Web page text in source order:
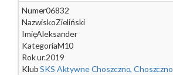
Numer06832
NazwiskoZieliński
ImięAleksander
KategoriaM10
Rok ur.2019
KlubSKS Aktywne Choszczno, Choszczno